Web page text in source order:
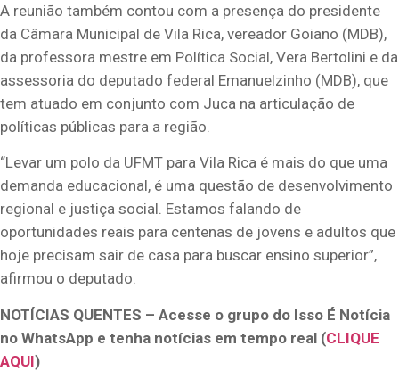
A reunião também contou com a presença do presidente
da Câmara Municipal de Vila Rica, vereador Goiano (MDB),
da professora mestre em Política Social, Vera Bertolini e da
assessoria do deputado federal Emanuelzinho (MDB), que
tem atuado em conjunto com Juca na articulação de
políticas públicas para a região.
“Levar um polo da UFMT para Vila Rica é mais do que uma
demanda educacional, é uma questão de desenvolvimento
regional e justiça social. Estamos falando de
oportunidades reais para centenas de jovens e adultos que
hoje precisam sair de casa para buscar ensino superior”,
afirmou o deputado.
NOTÍCIAS QUENTES – Acesse o grupo do Isso É Notícia
no WhatsApp e tenha notícias em tempo real (CLIQUE
AQUI)